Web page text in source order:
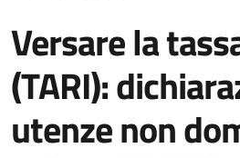
Versare la
(TARI):
utenze non